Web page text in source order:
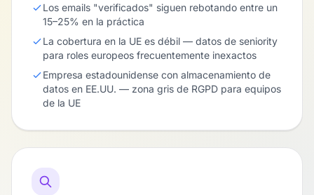
Los emails "verificados" siguen rebotando entre un
15–25% en la práctica
La cobertura en la UE es débil — datos de seniority
para roles europeos frecuentemente inexactos
Empresa estadounidense con almacenamiento de
datos en EE.UU. — zona gris de RGPD para equipos
de la UE